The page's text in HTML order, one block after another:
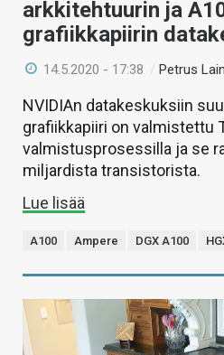
arkkitehtuurin ja
grafiikkapiirin
14.5.2020 - 17:38 / Petrus
NVIDIAn datakeskuksiin
grafiikkapiiri on valmistettu
valmistusprosessilla ja se
miljardista transistorista.
Lue lisää
A100 Ampere DGX A100